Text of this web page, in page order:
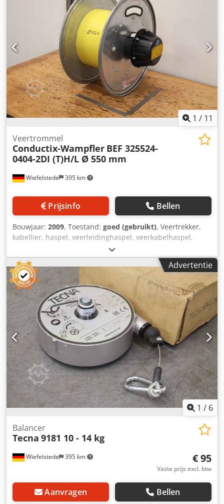
1 / 11
Wiefelstede 395 km
Veertrommel
Conductix-Wampfler BEF 325524-
0404-2DI (T)H/L Ø 550 mm
Prijsinfo Bellen
Bouwjaar: 2009, Toestand: goed (gebruikt), Veertrekker,
kabellier, haspel, veerleidinghaspel, veerkabelhaspel,
veertrommel -Fabrikant: Conductix Wampfler,
veertrommel/veerleidinghaspel -Type: BEF 325524-0404-
2DI (T)H/L Dodpfx Ajx R Svlei Iokr -Stroomsterkte: 3x25A+PE
-Spanning: 415V -Beschermingsgraad: IP65 -Kabel: niet
inbegrepen -Afmetingen: Ø 550 x 440 mm -Eigen gewicht:
Advertentie
1 / 6
Wiefelstede 395 km
Balancer
Tecna 9181 10 - 14 kg
€ 95
Vaste prijs excl. btw
Aanvragen Bellen